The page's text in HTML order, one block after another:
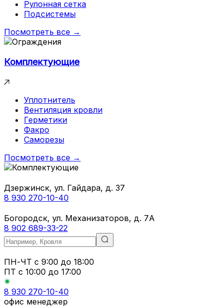
Рулонная сетка
Подсистемы
Посмотреть все →
Комплектующие
Уплотнитель
Вентиляция кровли
Герметики
Факро
Саморезы
Посмотреть все →
Дзержинск, ул. Гайдара, д. 37
8 930 270-10-40
Богородск, ул. Механизаторов, д. 7А
8 902 689-33-22
ПН-ЧТ с 9:00 до 18:00
ПТ с 10:00 до 17:00
8 930 270-10-40
офис менеджер